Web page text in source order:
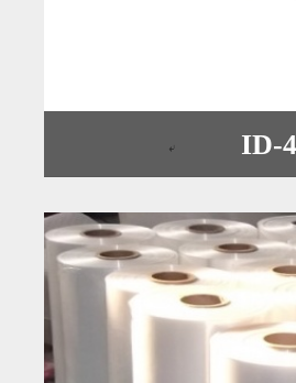
ID-